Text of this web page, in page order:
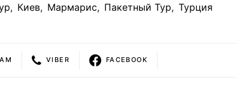
, Киев, Мармарис, Пакетный Тур, Турция
VIBER FACEBOOK